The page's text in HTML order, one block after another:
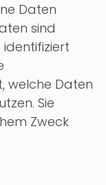
Daten
sind
welche Daten
Sie
Zweck